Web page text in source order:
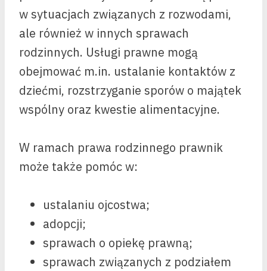
w sytuacjach związanych z rozwodami,
ale również w innych sprawach
rodzinnych. Usługi prawne mogą
obejmować m.in. ustalanie kontaktów z
dziećmi, rozstrzyganie sporów o majątek
wspólny oraz kwestie alimentacyjne.
W ramach prawa rodzinnego prawnik
może także pomóc w:
ustalaniu ojcostwa;
adopcji;
sprawach o opiekę prawną;
sprawach związanych z podziałem